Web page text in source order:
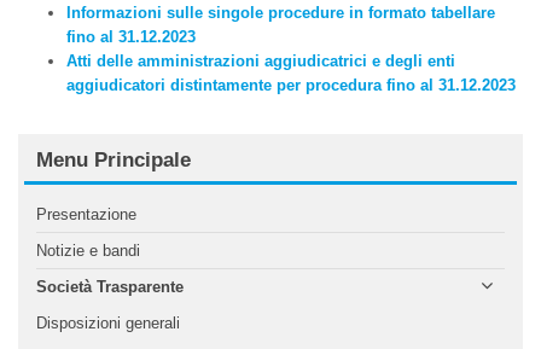
Informazioni sulle singole procedure in formato tabellare
fino al 31.12.2023
Atti delle amministrazioni aggiudicatrici e degli enti
aggiudicatori distintamente per procedura fino al 31.12.2023
Menu Principale
Presentazione
Notizie e bandi
Società Trasparente
Disposizioni generali